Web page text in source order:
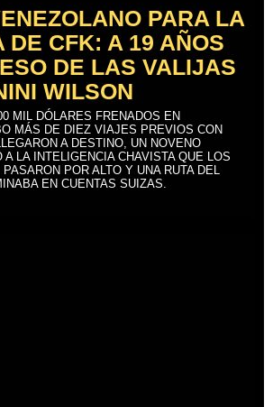
PARA LA
DE CFK: A 19 AÑOS
DE LAS VALIJAS
WILSON
MIL DÓLARES FRENADOS EN
MÁS DE DIEZ VIAJES PREVIOS CON
A DESTINO, UN NOVENO
A LA INTELIGENCIA CHAVISTA QUE LOS
POR ALTO Y UNA RUTA DEL
EN CUENTAS SUIZAS.